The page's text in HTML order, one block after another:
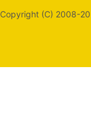
Copyright (C) 2008-